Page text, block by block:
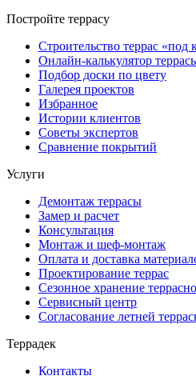
Постройте террасу
Строительство террас «под
Онлайн-калькулятор
Подбор доски по цвету
Галерея проектов
Избранное
Истории клиентов
Советы экспертов
Сравнение покрытий
Услуги
Демонтаж террасы
Замер и расчет
Консультация
Монтаж и шеф-монтаж
Оплата и доставка
Проектирование террас
Сезонное хранение
Сервисный центр
Согласование летней
Террадек
Контакты